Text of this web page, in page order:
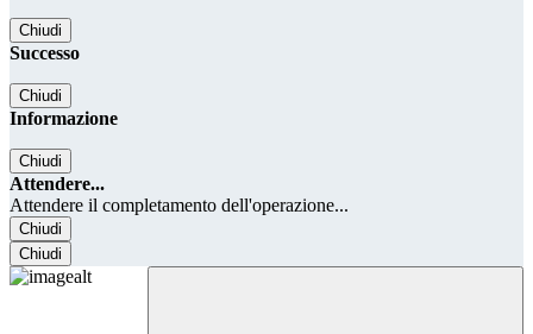
Chiudi
Successo
Chiudi
Informazione
Chiudi
Attendere...
Attendere il completamento dell'operazione...
Chiudi
Chiudi